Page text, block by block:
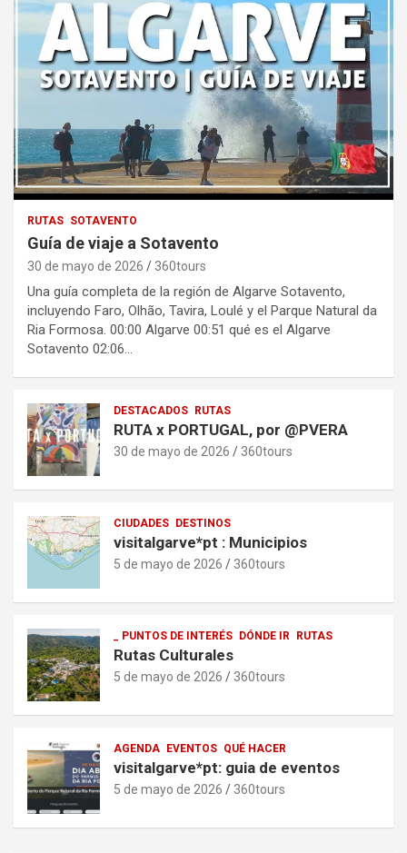
RUTAS SOTAVENTO
Guía de viaje a Sotavento
30 de mayo de 2026 360tours
Una guía completa de la región de Algarve Sotavento,
incluyendo Faro, Olhão, Tavira, Loulé y el Parque Natural da
Ria Formosa. 00:00 Algarve 00:51 qué es el Algarve
Sotavento 02:06…
DESTACADOS RUTAS
RUTA x PORTUGAL, por @PVERA
30 de mayo de 2026 360tours
CIUDADES DESTINOS
visitalgarve*pt : Municipios
5 de mayo de 2026 360tours
_ PUNTOS DE INTERÉS DÓNDE IR RUTAS
Rutas Culturales
5 de mayo de 2026 360tours
AGENDA EVENTOS QUÉ HACER
visitalgarve*pt: guia de eventos
5 de mayo de 2026 360tours